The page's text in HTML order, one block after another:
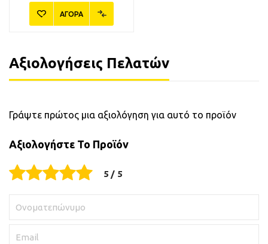
ΑΓΟΡΑ
Αξιολογήσεις Πελατών
Γράψτε πρώτος μια αξιολόγηση για αυτό το προϊόν
Αξιολογήστε Το Προϊόν